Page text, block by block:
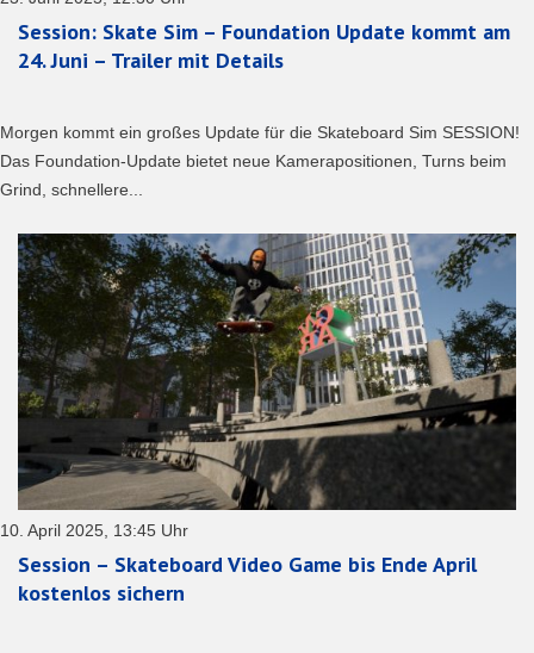
Session: Skate Sim – Foundation Update kommt am
24. Juni – Trailer mit Details
Morgen kommt ein großes Update für die Skateboard Sim SESSION!
Das Foundation-Update bietet neue Kamerapositionen, Turns beim
Grind, schnellere...
10. April 2025, 13:45 Uhr
Session – Skateboard Video Game bis Ende April
kostenlos sichern